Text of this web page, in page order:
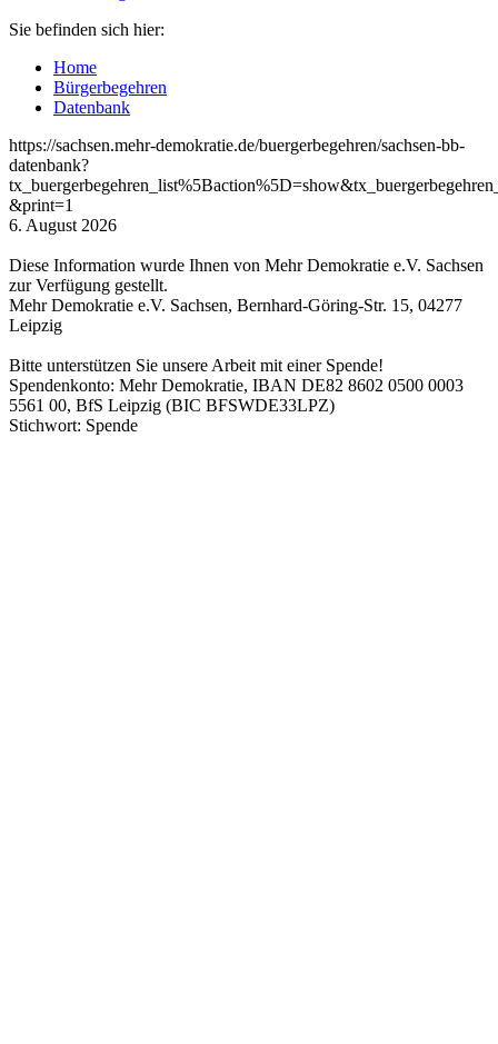
Sie befinden sich hier:
Home
Bürgerbegehren
Datenbank
https://sachsen.mehr-demokratie.de/buergerbegehren/sachsen-bb-
datenbank?
&print=1
6. August 2026
Diese Information wurde Ihnen von Mehr Demokratie e.V. Sachsen
zur Verfügung gestellt.
Mehr Demokratie e.V. Sachsen, Bernhard-Göring-Str. 15, 04277
Leipzig
Bitte unterstützen Sie unsere Arbeit mit einer Spende!
Spendenkonto: Mehr Demokratie, IBAN DE82 8602 0500 0003
5561 00, BfS Leipzig (BIC BFSWDE33LPZ)
Stichwort: Spende